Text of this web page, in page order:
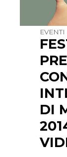
EVENTI
DI